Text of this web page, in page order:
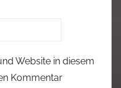
Website in diesem
Kommentar